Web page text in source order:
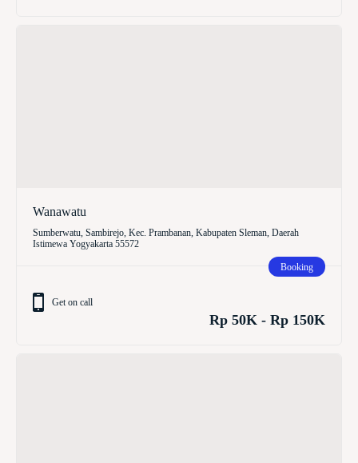
Wanawatu
Sumberwatu, Sambirejo, Kec. Prambanan, Kabupaten Sleman, Daerah
Istimewa Yogyakarta 55572
Booking
Get on call
Rp 50K - Rp 150K